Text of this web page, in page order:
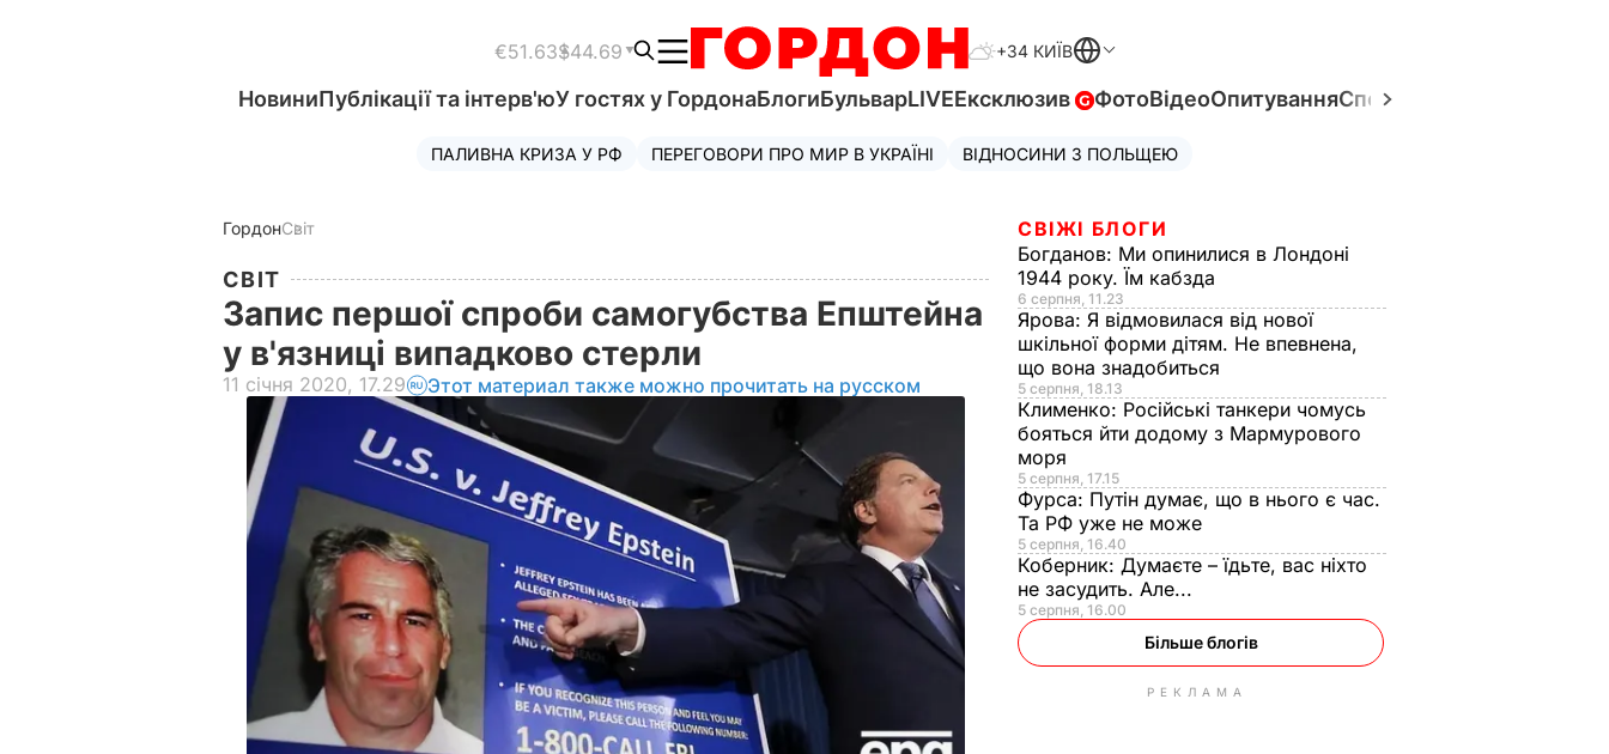
€51.63$44.69 +34 КИЇВ
НовиниПублікації та інтерв'юУ гостях у ГордонаБлогиБульварLIVEЕксклюзив ФотоВідеоОпитуванняСпецпроєкти
ПАЛИВНА КРИЗА У РФ ПЕРЕГОВОРИ ПРО МИР В УКРАЇНІ ВІДНОСИНИ З ПОЛЬЩЕЮ
ГордонСвіт
СВІТ
Запис першої спроби самогубства Епштейна
у в'язниці випадково стерли
11 січня 2020, 17.29 Этот материал также можно прочитать на русском
СВІЖІ БЛОГИ
Богданов: Ми опинилися в Лондоні
1944 року. Їм кабзда
6 серпня, 11.23
Ярова: Я відмовилася від нової
шкільної форми дітям. Не впевнена,
що вона знадобиться
5 серпня, 18.13
Клименко: Російські танкери чомусь
бояться йти додому з Мармурового
моря
5 серпня, 17.15
Фурса: Путін думає, що в нього є час.
Та РФ уже не може
5 серпня, 16.40
Коберник: Думаєте – їдьте, вас ніхто
не засудить. Але...
5 серпня, 16.00
Більше блогів
РЕКЛАМА